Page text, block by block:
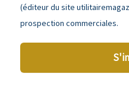
(éditeur du site
prospection commerciales.